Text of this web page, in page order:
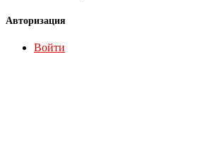
Авторизация
Войти